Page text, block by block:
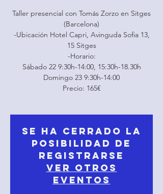
Taller presencial con Tomás Zorzo en Sitges
(Barcelona)
-Ubicación Hotel Capri, Avinguda Sofia 13,
15 Sitges
-Horario:
Sábado 22 9:30h-14:00, 15:30h-18.30h
Domingo 23 9:30h-14:00
Precio: 165€
Se ha cerrado la
posibilidad de
registrarse
Ver otros
eventos